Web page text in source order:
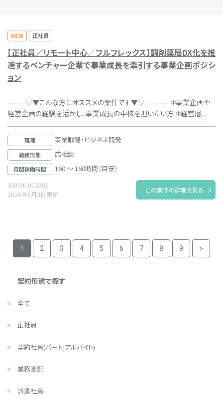
NEW 正社員
【正社員／リモート中心／フルフレックス】調剤薬局DX化を推
進するベンチャー企業で事業成長を牽引する事業企画ポジシ
ョン
------▽▼こんな方にオススメの案件です▼▽-------- ＊事業企画や
経営企画の経験を活かし、事業成長の中核を担いたい方 ＊経営層...
職種 事業戦略・ビジネス開発
勤務形態 応相談
月間稼働時間 160 ～ 160時間（目安）
J00100003289
2026年8月3日更新
この案件の詳細を見る
1 2 3 4 5 6 7 8 9 >
契約形態で探す
全て
正社員
契約社員(パート|アルバイト)
業務委託
派遣社員